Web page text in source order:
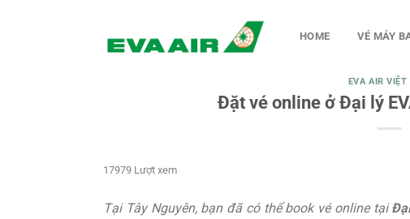
HOME VÉ MÁY
EVA AIR VIỆT
Đặt vé online ở Đại lý
17979 Lượt xem
Tại Tây Nguyên, bạn đã có thể book vé online tại